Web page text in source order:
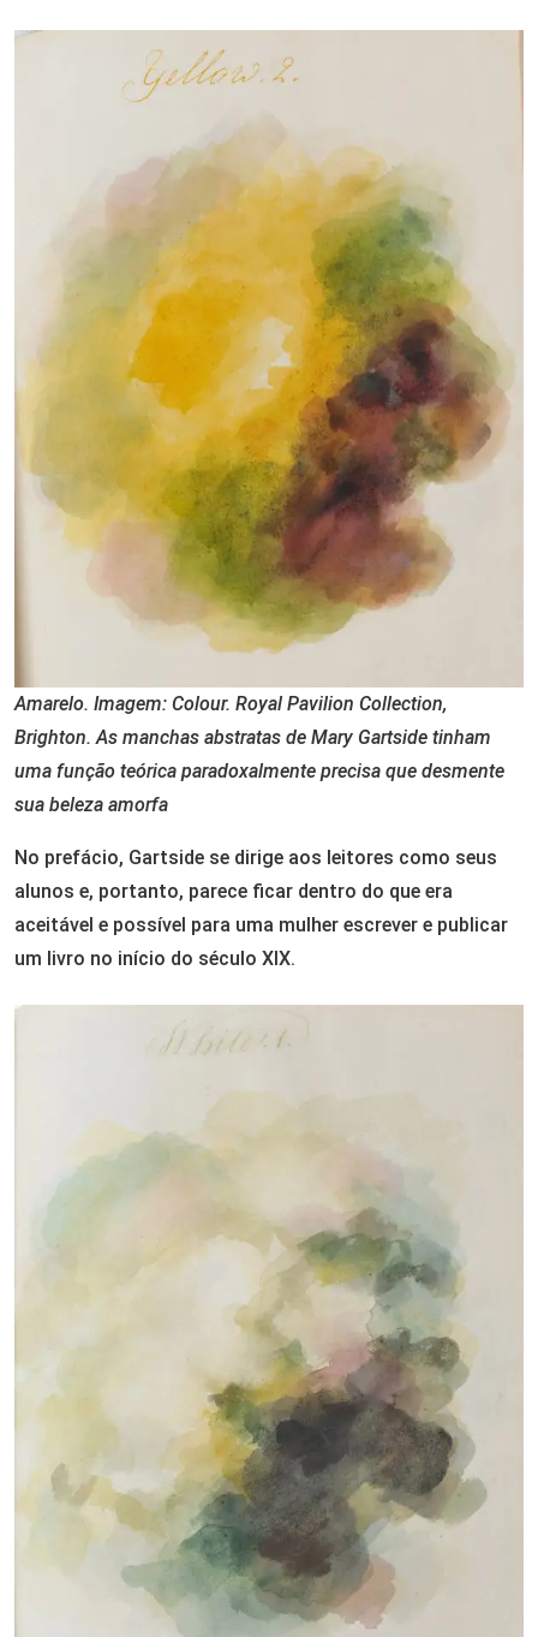
Amarelo. Imagem: Colour. Royal Pavilion Collection,
Brighton. As manchas abstratas de Mary Gartside tinham
uma função teórica paradoxalmente precisa que desmente
sua beleza amorfa
No prefácio, Gartside se dirige aos leitores como seus
alunos e, portanto, parece ficar dentro do que era
aceitável e possível para uma mulher escrever e publicar
um livro no início do século XIX.